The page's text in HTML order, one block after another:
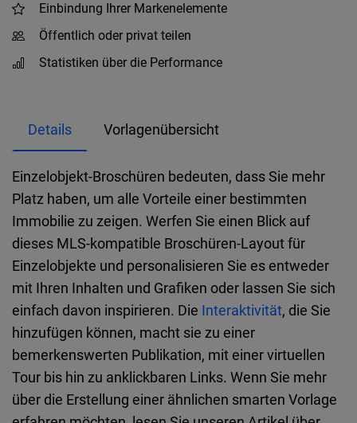
Einbindung Ihrer Markenelemente
Öffentlich oder privat teilen
Statistiken über die Performance
Details Vorlagenübersicht
Einzelobjekt-Broschüren bedeuten, dass Sie mehr
Platz haben, um alle Vorteile einer bestimmten
Immobilie zu zeigen. Werfen Sie einen Blick auf
dieses MLS-kompatible Broschüren-Layout für
Einzelobjekte und personalisieren Sie es entweder
mit Ihren Inhalten und Grafiken oder lassen Sie sich
einfach davon inspirieren. Die Interaktivität, die Sie
hinzufügen können, macht sie zu einer
bemerkenswerten Publikation, mit einer virtuellen
Tour bis hin zu anklickbaren Links. Wenn Sie mehr
über die Erstellung einer ähnlichen smarten Vorlage